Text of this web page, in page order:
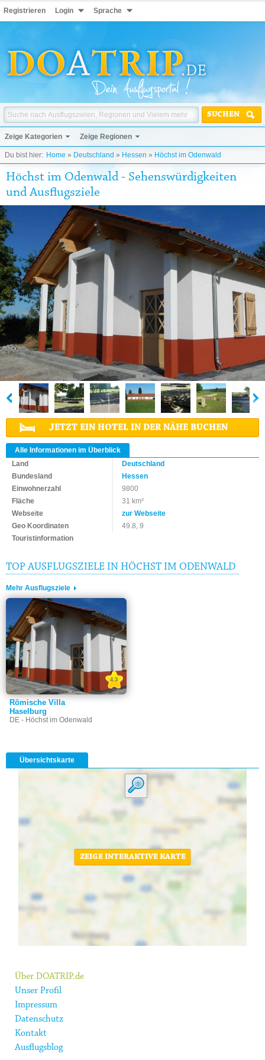
Registrieren Login Sprache
SUCHEN
Zeige Kategorien Zeige Regionen
Du bist hier: Home » Deutschland » Hessen » Höchst im Odenwald
Höchst im Odenwald - Sehenswürdigkeiten
und Ausflugsziele
JETZT EIN HOTEL IN DER NÄHE BUCHEN
Alle Informationen im Überblick
Land
Deutschland
Bundesland
Hessen
Einwohnerzahl
9800
Fläche
31 km²
Webseite
zur Webseite
Geo Koordinaten
49.8, 9
Touristinformation
TOP AUSFLUGSZIELE IN HÖCHST IM ODENWALD
Mehr Ausflugsziele
Römische Villa
Haselburg
DE - Höchst im Odenwald
4.3
Übersichtskarte
ZEIGE INTERAKTIVE KARTE
Über DOATRIP.de
Unser Profil
Impressum
Datenschutz
Kontakt
Ausflugsblog